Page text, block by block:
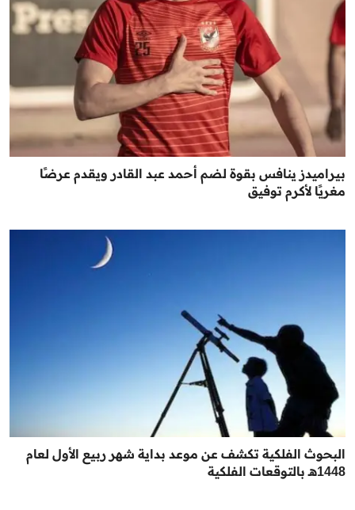
بيراميدز ينافس بقوة لضم أحمد عبد القادر ويقدم عرضًا
مغريًا لأكرم توفيق
البحوث الفلكية تكشف عن موعد بداية شهر ربيع الأول لعام
1448هـ بالتوقعات الفلكية